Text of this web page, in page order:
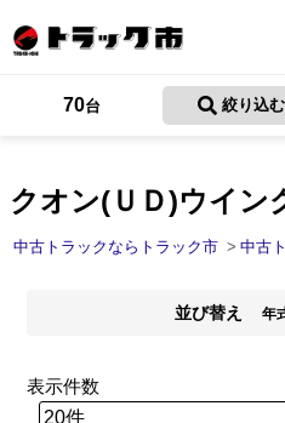
トラック
トラック
クオン(ＵＤ)ウイン
70台 絞り込む
中古トラックならトラック市 中古
並び替え 年
新着順
走行距離
表示件数